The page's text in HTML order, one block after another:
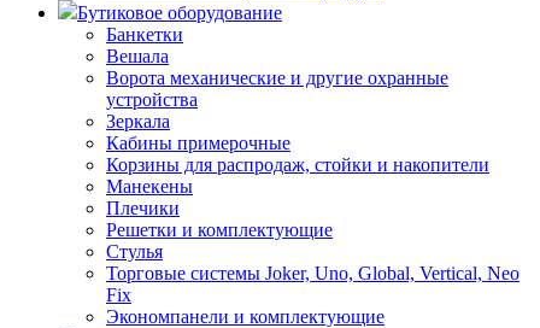
Бутиковое оборудование
Банкетки
Вешала
Ворота механические и другие охранные
устройства
Зеркала
Кабины примерочные
Корзины для распродаж, стойки и накопители
Манекены
Плечики
Решетки и комплектующие
Стулья
Торговые системы Joker, Uno, Global, Vertical, Neo
Fix
Экономпанели и комплектующие